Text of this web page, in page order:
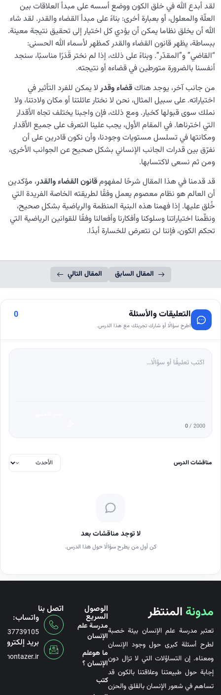
لقد أبدع الله في خلق الكون ووضع أسسه على مبدأ العلاقات بين
العلّة والمعلول، أو بعبارة أخرى: بناءً على مبدأ القضاء والقدر. لقد شاء
الله أن يخلق نظاما يمكن أن يؤدي كل اختيار إلى تحقيق نتيجة معينة.
ببساطة، يظهر قانون القضاء والقدر كمظهر لأسماء الله الحسنى:
“القاضي” و”المقدّر”. وبناءً على ذلك، إذا لم نختر قَدَرًا مناسبًا، سنجد
أنفسنا بالضرورة متورطين في قضاءه أو نتيجته.
من جانب آخر، يوجد هناكقضاء وقدرلا يمكن للفرد التأثير في
اختياراته. على سبيل المثال، نحن لا نختار عائلتنا أو مكان ولادتنا، ولا
نملك سوى قبولها كخيار. ومع ذلك، فإن واجبنا یختلف تجاه الأقدار
التي اخترناها. في المقام الأول، يجب علينا التعرف على جميع الأقدار
ومكانتها في تسلسل مستويات وجودنا، وأن نكون قادرين على أن
نفرّق بين قدرات الجانب الإنساني بشكل صحيح عن الجوانب الأخرى،
ومن ثم نسعى لاكتسابها.
قد قدمنا في هذا المقال شرحًا لمفهومقانون القضاء والقدر، مؤكدين
أن العالم هو نظام معصوم يعمل وفقًا لطريقته الخاصة الفريدة التي
خُلق عليها. إذا فهمنا هذه البنية المنظمة والرياضية بشكل صحيح،
ونظّمنا اختياراتنا وسلوكنا وأفكارنا وأفعالنا وفقًا للقوانين الرياضية التي
تحكم الكون، فإننا لن نتعرض للخسارة أبدًا.
المقال السابق المقال التالي
التعليقات والأسئلة
اطرح سؤالًا أو شارك تجربتك مع هذا الدرس.
0
0/ 2000
مناقشات الدرس
لا توجد مناقشات بعد
كن أول من يطرح سؤالًا حول هذا الدرس.
مدونة المنتظر
تعتبر مدرسة علم الإنسان بيئة خصبة
لطرح أسئلة كبرى حول وجود الإنسان
ومعناه. إن التساؤلات التي لا تزال دون
إجابة حول طبيعتنا وعلاقتنا بالكون قد
تساهم في شعور الإنسان بالقلق والحزن
الوصول
السريع
مدرسة علم
الإنسان
ما هوعلم
الإنسان ؟
کتب
اتصل بنا
واتساب:
بريد